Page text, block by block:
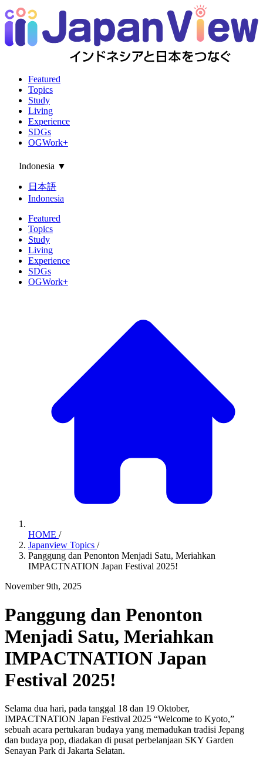
Featured
Topics
Study
Living
Experience
SDGs
OGWork+
Indonesia ▼
日本語
Indonesia
Featured
Topics
Study
Living
Experience
SDGs
OGWork+
HOME /
Japanview Topics /
Panggung dan Penonton Menjadi Satu, Meriahkan
IMPACTNATION Japan Festival 2025!
November 9th, 2025
Panggung dan Penonton
Menjadi Satu, Meriahkan
IMPACTNATION Japan
Festival 2025!
Selama dua hari, pada tanggal 18 dan 19 Oktober,
IMPACTNATION Japan Festival 2025 “Welcome to Kyoto,”
sebuah acara pertukaran budaya yang memadukan tradisi Jepang
dan budaya pop, diadakan di pusat perbelanjaan SKY Garden
Senayan Park di Jakarta Selatan.